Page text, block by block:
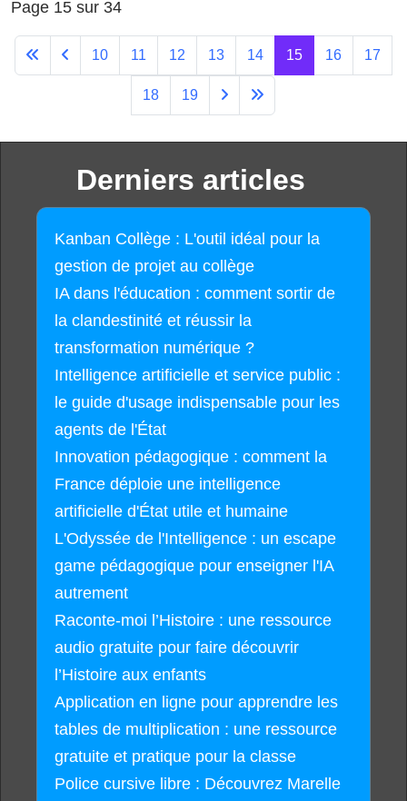
Page 15 sur 34
10 11 12 13 14 15 16 17
18 19
Derniers articles
Kanban Collège : L'outil idéal pour la
gestion de projet au collège
IA dans l'éducation : comment sortir de
la clandestinité et réussir la
transformation numérique ?
Intelligence artificielle et service public :
le guide d'usage indispensable pour les
agents de l'État
Innovation pédagogique : comment la
France déploie une intelligence
artificielle d'État utile et humaine
L'Odyssée de l'Intelligence : un escape
game pédagogique pour enseigner l'IA
autrement
Raconte-moi l’Histoire : une ressource
audio gratuite pour faire découvrir
l’Histoire aux enfants
Application en ligne pour apprendre les
tables de multiplication : une ressource
gratuite et pratique pour la classe
Police cursive libre : Découvrez Marelle